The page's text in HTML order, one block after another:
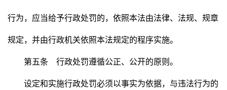
行为，应当给予行政处罚的，依照本法由法律、法规、规章
规定，并由行政机关依照本法规定的程序实施。
第五条 行政处罚遵循公正、公开的原则。
设定和实施行政处罚必须以事实为依据，与违法行为的